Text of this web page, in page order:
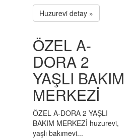
Huzurevi detay »
ÖZEL A-
DORA 2
YAŞLI BAKIM
MERKEZİ
ÖZEL A-DORA 2 YAŞLI
BAKIM MERKEZİ huzurevi,
yaşlı bakımevi...